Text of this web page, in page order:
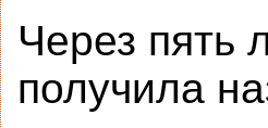
Через пять
получила